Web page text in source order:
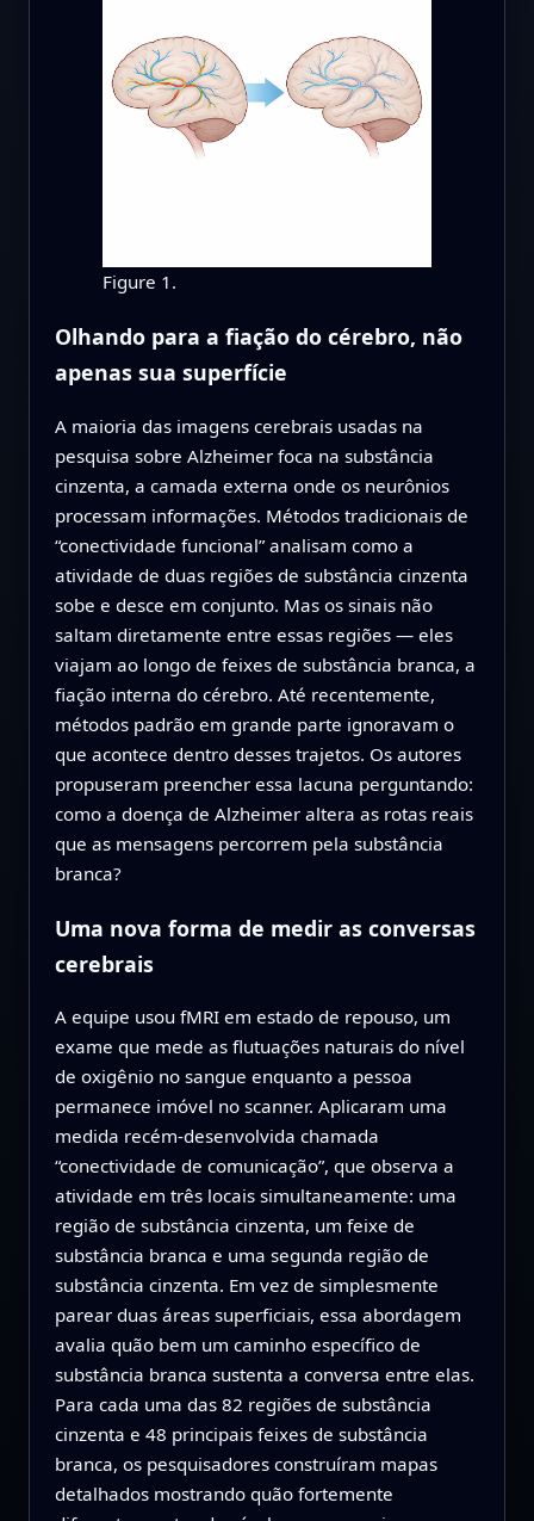
Figure 1.
Olhando para a fiação do cérebro, não
apenas sua superfície
A maioria das imagens cerebrais usadas na
pesquisa sobre Alzheimer foca na substância
cinzenta, a camada externa onde os neurônios
processam informações. Métodos tradicionais de
“conectividade funcional” analisam como a
atividade de duas regiões de substância cinzenta
sobe e desce em conjunto. Mas os sinais não
saltam diretamente entre essas regiões — eles
viajam ao longo de feixes de substância branca, a
fiação interna do cérebro. Até recentemente,
métodos padrão em grande parte ignoravam o
que acontece dentro desses trajetos. Os autores
propuseram preencher essa lacuna perguntando:
como a doença de Alzheimer altera as rotas reais
que as mensagens percorrem pela substância
branca?
Uma nova forma de medir as conversas
cerebrais
A equipe usou fMRI em estado de repouso, um
exame que mede as flutuações naturais do nível
de oxigênio no sangue enquanto a pessoa
permanece imóvel no scanner. Aplicaram uma
medida recém-desenvolvida chamada
“conectividade de comunicação”, que observa a
atividade em três locais simultaneamente: uma
região de substância cinzenta, um feixe de
substância branca e uma segunda região de
substância cinzenta. Em vez de simplesmente
parear duas áreas superficiais, essa abordagem
avalia quão bem um caminho específico de
substância branca sustenta a conversa entre elas.
Para cada uma das 82 regiões de substância
cinzenta e 48 principais feixes de substância
branca, os pesquisadores construíram mapas
detalhados mostrando quão fortemente